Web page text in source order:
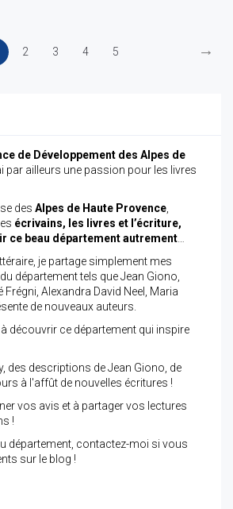
2 3 4 5 →
de Développement des Alpes de
par ailleurs une passion pour les livres
des Alpes de Haute Provence
écrivains, les livres et l’écriture,
ce beau département autrement
je partage simplement mes
département tels que Jean Giono,
Frégni, Alexandra David Neel, Maria
de nouveaux auteurs.
découvrir ce département qui inspire
des descriptions de Jean Giono, de
à l'affût de nouvelles écritures !
vos avis et à partager vos lectures
!
département, contactez-moi si vous
sur le blog !